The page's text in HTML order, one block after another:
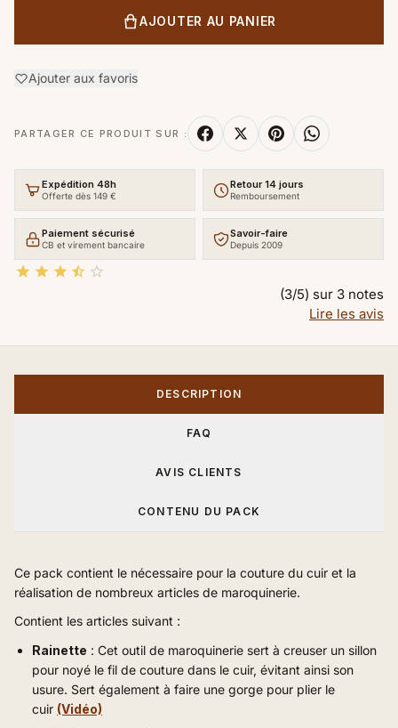
AJOUTER AU PANIER
Ajouter aux favoris
PARTAGER CE PRODUIT SUR :
Expédition 48h
Offerte dès 149 €
Retour 14 jours
Remboursement
Paiement sécurisé
CB et virement bancaire
Savoir-faire
Depuis 2009
    
(3/5) sur 3 notes
Lire les avis
DESCRIPTION
FAQ
AVIS CLIENTS
CONTENU DU PACK
Ce pack contient le nécessaire pour la couture du cuir et la
réalisation de nombreux articles de maroquinerie.
Contient les articles suivant :
Rainette : Cet outil de maroquinerie sert à creuser un sillon
pour noyé le fil de couture dans le cuir, évitant ainsi son
usure. Sert également à faire une gorge pour plier le
cuir (Vidéo)